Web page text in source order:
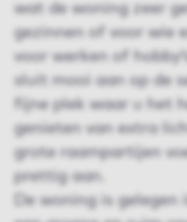
wat de woning zeer
gezinnen of voor wie
voor werken of
sluit mooi aan op de
fijne plek waar u het
genieten van extra
grote raampartijen
prettig aan.
De woning is